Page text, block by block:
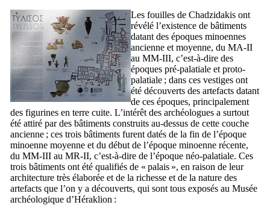
Les fouilles de Chadzidakis ont
révélé l’existence de bâtiments
datant des époques minoennes
ancienne et moyenne, du MA-II
au MM-III, c’est-à-dire des
époques pré-palatiale et proto-
palatiale ; dans ces vestiges ont
été découverts des artefacts datant
de ces époques, principalement
des figurines en terre cuite. L’intérêt des archéologues a surtout
été attiré par des bâtiments construits au-dessus de cette couche
ancienne ; ces trois bâtiments furent datés de la fin de l’époque
minoenne moyenne et du début de l’époque minoenne récente,
du MM-III au MR-II, c’est-à-dire de l’époque néo-palatiale. Ces
trois bâtiments ont été qualifiés de « palais », en raison de leur
architecture très élaborée et de la richesse et de la nature des
artefacts que l’on y a découverts, qui sont tous exposés au Musée
archéologique d’Héraklion :